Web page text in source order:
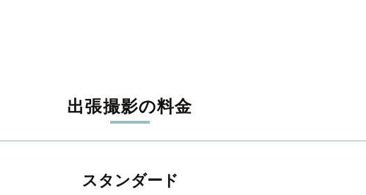
の明るさや色合いを丁寧に調整。自然な雰囲気を残しつつも、おしゃれで洗
出張撮影の料金
スタンダード